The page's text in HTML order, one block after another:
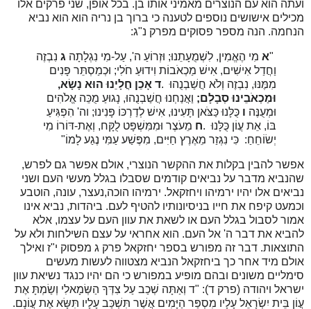
ועתה הוא עם הנוצרים מאמיני אותו בן. בכל אופן, שני פרקים אלו
מכילים אישושים נוספים לטענה כי ברוך בן נריה הוא הוא נביא
הנחמה. הנה מספר פסוקים מפרק נ"ג:
"א מִי הֶאֱמִין, לִשְׁמֻעָתֵנוּ; וּזְרוֹעַ ה', עַל-מִי נִגְלָתָה ג נִבְזֶה
וַחֲדַל אִישִׁים, אִישׁ מַכְאֹבוֹת וִידוּעַ חֹלִי; וּכְמַסְתֵּר פָּנִים
מִמֶּנּוּ, נִבְזֶה וְלֹא חֲשַׁבְנֻהוּ.ד אָכֵן חֳלָיֵנוּ הוּא נָשָׂא,
וּמַכְאֹבֵינוּ סְבָלָם; וַאֲנַחְנוּ חֲשַׁבְנֻהוּ, נָגוּעַ מֻכֵּה אֱלֹהִים
וּמְעֻנֶּה ו כֻּלָּנוּ כַּצֹּאן תָּעִינוּ, אִישׁ לְדַרְכּוֹ פָּנִינוּ; וה' הִפְגִּיעַ
בּוֹ, אֵת עֲו‍ֹן כֻּלָּנוּ.ח מֵעֹצֶר וּמִמִּשְׁפָּט לֻקָּח, וְאֶת-דּוֹרוֹ מִי
יְשׂוֹחֵחַ: כִּי נִגְזַר מֵאֶרֶץ חַיִּים, מִפֶּשַׁע עַמִּי נֶגַע לָמוֹ"
אפשר להבין בקלות את ההקשר הנוצרי, אולם אפשר גם לפרש,
שהנביא מדבר על נביאים קודמים שסבלו בגלל מעשי העם ושני
נביאים אלו יהיו ירמיהו ויחזקאל. ירמיהו הוכה,נעצר, עונה, הוטבע
וכמעט קיפח את חייו בניסיונותיו להטיף לעם. ביהדות, נביא אינו
אמור לסבול בגלל העם או לשאת את עוון העם על עצמו, אלא
להביא את דבר ה' אל העם. הוא אחראי על עצם השילחות ולא על
התוצאות. דבר זה מפורש בספר יחזקאל פרק ג מפסוק י"ז ואילך
אולם מיד אחר כך ביחזקאל הנביא מצטווה לעשות מעשים
סימליים משונים ובהם מופיע במפורש כי הם יהיו כנגד נשיאת עוון
ישראל ויהודה (פרק ד): "ד וְאַתָּה שְׁכַב עַל צִדְּךָ הַשְּׂמָאלִי וְשַׂמְתָּ אֶת
עֲו‍ֹן בֵּית יִשְׂרָאֵל עָלָיו מִסְפַּר הַיָּמִים אֲשֶׁר תִּשְׁכַּב עָלָיו תִּשָּׂא אֶת עֲו‍ֹנָם.